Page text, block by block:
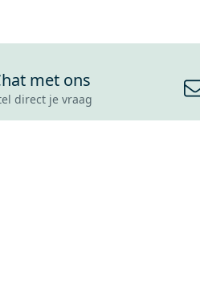
met ons
direct je vraag